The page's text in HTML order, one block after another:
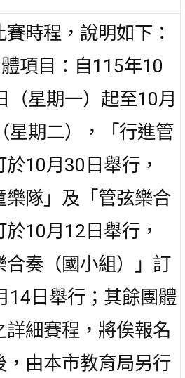
賽時程，說明如下：
項目：自115年10
（星期一）起至10月
星期二），「行進管
於10月30日舉行，
樂隊」及「管弦樂合
於10月12日舉行，
合奏（國小組）」訂
14日舉行；其餘團體
詳細賽程，將俟報名
，由本市教育局另行